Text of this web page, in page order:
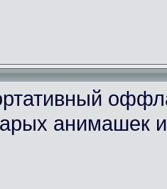
анимашек